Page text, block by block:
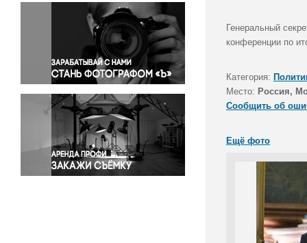
Окружающая среда
Политика
Правосудие
Происшествия и конфликты
Религия
Светская жизнь
Спорт
Экология
Экономика и бизнес
Генеральный
конференции по
Категория:
Место: Россия,
Сообщить об
Ещё фото